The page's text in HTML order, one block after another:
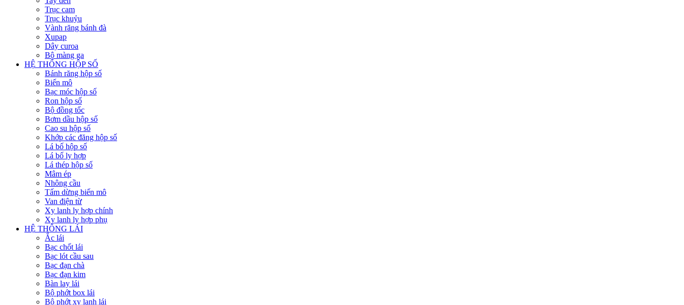
Trục cam
Trục khuỷu
Vành răng bánh đà
Xupap
Dây curoa
Bộ màng ga
HỆ THỐNG HỘP SỐ
Bánh răng hộp số
Biến mô
Bạc móc hộp số
Ron hộp số
Bộ đồng tốc
Bơm dầu hộp số
Cao su hộp số
Khớp các đăng hộp số
Lá bố hộp số
Lá bố ly hợp
Lá thép hộp số
Mâm ép
Nhông cầu
Tấm dừng biến mô
Van điện từ
Xy lanh ly hợp chính
Xy lanh ly hợp phụ
HỆ THỐNG LÁI
Ắc lái
Bạc chốt lái
Bạc lót cầu sau
Bạc đạn chà
Bạc đạn kim
Bàn lay lái
Bộ phớt box lái
Bộ phớt xy lanh lái